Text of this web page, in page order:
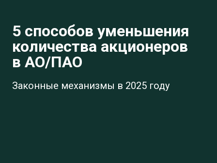
5 способов уменьшения
количества акционеров
в АО/ПАО
Законные механизмы в 2025 году